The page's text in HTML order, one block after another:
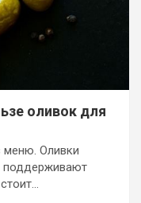
оливок для
меню. Оливки
поддерживают